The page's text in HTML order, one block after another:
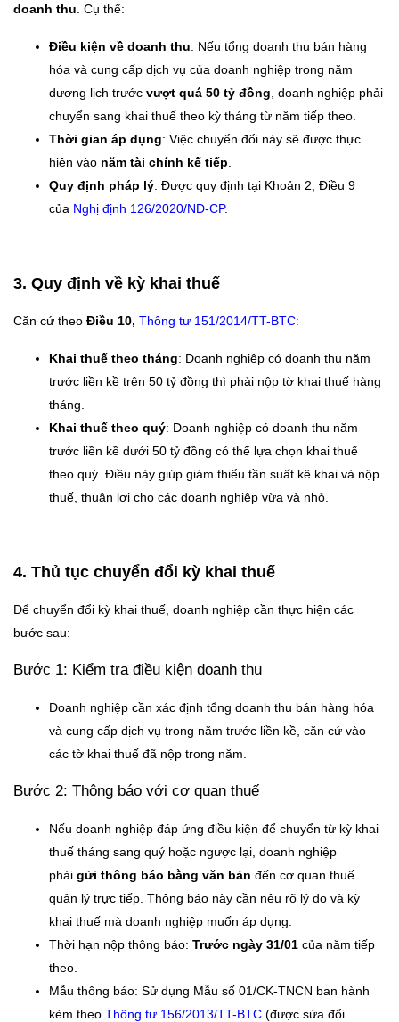
doanh thu. Cụ thể:
Điều kiện về doanh thu: Nếu tổng doanh thu bán hàng
hóa và cung cấp dịch vụ của doanh nghiệp trong năm
dương lịch trước vượt quá 50 tỷ đồng, doanh nghiệp phải
chuyển sang khai thuế theo kỳ tháng từ năm tiếp theo.
Thời gian áp dụng: Việc chuyển đổi này sẽ được thực
hiện vào năm tài chính kế tiếp.
Quy định pháp lý: Được quy định tại Khoản 2, Điều 9
của Nghị định 126/2020/NĐ-CP.
3. Quy định về kỳ khai thuế
Căn cứ theo Điều 10, Thông tư 151/2014/TT-BTC:
Khai thuế theo tháng: Doanh nghiệp có doanh thu năm
trước liền kề trên 50 tỷ đồng thì phải nộp tờ khai thuế hàng
tháng.
Khai thuế theo quý: Doanh nghiệp có doanh thu năm
trước liền kề dưới 50 tỷ đồng có thể lựa chọn khai thuế
theo quý. Điều này giúp giảm thiểu tần suất kê khai và nộp
thuế, thuận lợi cho các doanh nghiệp vừa và nhỏ.
4. Thủ tục chuyển đổi kỳ khai thuế
Để chuyển đổi kỳ khai thuế, doanh nghiệp cần thực hiện các
bước sau:
Bước 1: Kiểm tra điều kiện doanh thu
Doanh nghiệp cần xác định tổng doanh thu bán hàng hóa
và cung cấp dịch vụ trong năm trước liền kề, căn cứ vào
các tờ khai thuế đã nộp trong năm.
Bước 2: Thông báo với cơ quan thuế
Nếu doanh nghiệp đáp ứng điều kiện để chuyển từ kỳ khai
thuế tháng sang quý hoặc ngược lại, doanh nghiệp
phải gửi thông báo bằng văn bản đến cơ quan thuế
quản lý trực tiếp. Thông báo này cần nêu rõ lý do và kỳ
khai thuế mà doanh nghiệp muốn áp dụng.
Thời hạn nộp thông báo: Trước ngày 31/01 của năm tiếp
theo.
Mẫu thông báo: Sử dụng Mẫu số 01/CK-TNCN ban hành
kèm theo Thông tư 156/2013/TT-BTC (được sửa đổi